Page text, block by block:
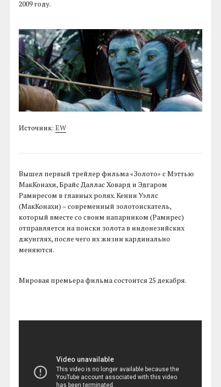
2009 году.
Источник:EW
Вышел первый трейлер фильма «Золото» с Мэттью
МакКонахи, Брайс Даллас Ховард и Эдгаром
Рамиресом в главных ролях. Кенни Уэллс
(МакКонахи) – современный золотоискатель,
который вместе со своим напарником (Рамирес)
отправляется на поиски золота в индонезийских
джунглях, после чего их жизни кардинально
меняются.
Мировая премьера фильма состоится 25 декабря.